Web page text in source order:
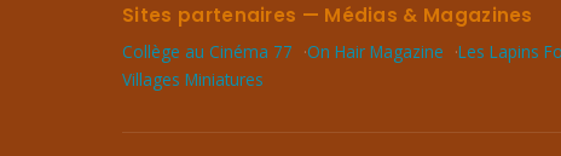
Sites partenaires — Médias & Magazines
Collège au Cinéma 77 On Hair Magazine Les Lapins
Villages Miniatures